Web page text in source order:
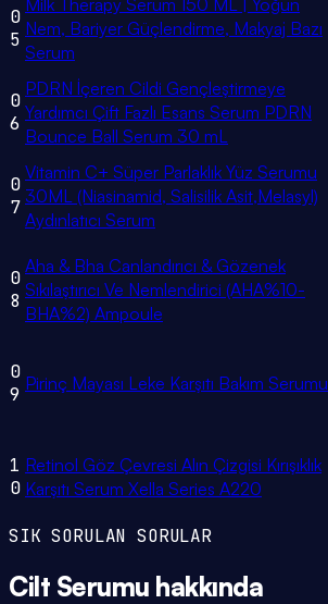
0
5 Nem, Bariyer Güçlendirme, Makyaj Bazı
Serum
0
6
PDRN İçeren Cildi Gençleştirmeye
Yardımcı Çift Fazlı Esans Serum PDRN
Bounce Ball Serum 30 mL
0
7
Vitamin C+ Süper Parlaklık Yüz Serumu
30ML (Niasinamid, Salisilik Asit,Melasyl)
Aydınlatıcı Serum
0
8
Aha & Bha Canlandırıcı & Gözenek
Sıkılaştırıcı Ve Nemlendirici (AHA%10-
BHA%2) Ampoule
0
9 Pirinç Mayası Leke Karşıtı Bakım Serumu
1
0
Retinol Göz Çevresi Alın Çizgisi Kırışıklık
Karşıtı Serum Xella Series A220
SIK SORULAN SORULAR
Cilt Serumu hakkında